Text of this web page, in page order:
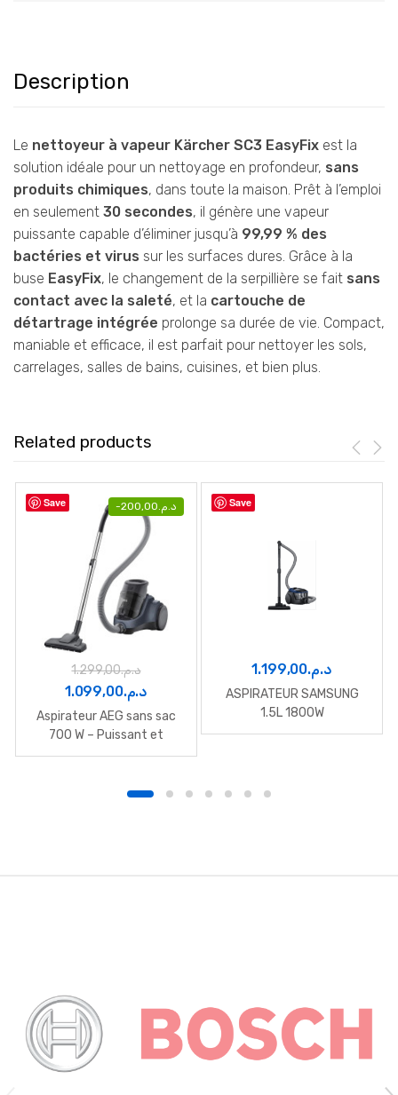
Description
Le nettoyeur à vapeur Kärcher SC3 EasyFix est la
solution idéale pour un nettoyage en profondeur, sans
produits chimiques, dans toute la maison. Prêt à l’emploi
en seulement 30 secondes, il génère une vapeur
puissante capable d’éliminer jusqu’à 99,99 % des
bactéries et virus sur les surfaces dures. Grâce à la
buse EasyFix, le changement de la serpillière se fait sans
contact avec la saleté, et la cartouche de
détartrage intégrée prolonge sa durée de vie. Compact,
maniable et efficace, il est parfait pour nettoyer les sols,
carrelages, salles de bains, cuisines, et bien plus.
Related products
Save - د.م.200,00
د.م.1.299,00
Le
prix
initial
était :
د.م.1.099,00
prix
actuel
est :
Aspirateur AEG sans sac
700 W – Puissant et
Maniable
Save
د.م.1.199,00
ASPIRATEUR SAMSUNG
1.5L 1800W